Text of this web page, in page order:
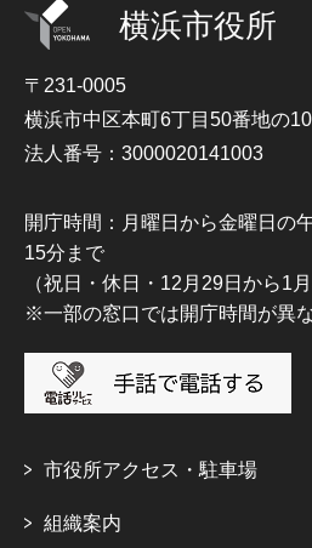
横浜市役所
〒231-0005
横浜市中区本町6丁目50番地の10
法人番号：3000020141003
開庁時間：月曜日から金曜日の
15分まで
（祝日・休日・12月29日から1
※一部の窓口では開庁時間が異
市役所アクセス・駐車場
組織案内